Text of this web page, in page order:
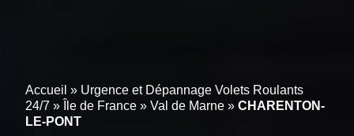
Accueil » Urgence et Dépannage Volets Roulants
24/7 » Île de France » Val de Marne » CHARENTON-
LE-PONT